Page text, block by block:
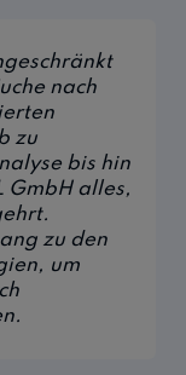
nach
zu
bis hin
GmbH alles,
zu den
um